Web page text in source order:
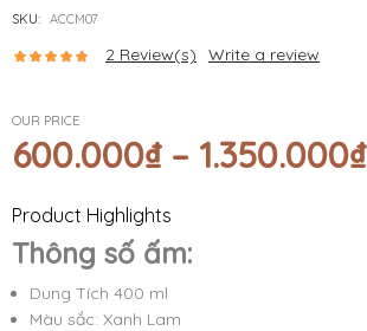
SKU: ACCM07
2 Review(s) Write a review
OUR PRICE
600.000₫ – 1.350.000₫
Product Highlights
Thông số ấm:
Dung Tích 400 ml
Màu sắc: Xanh Lam